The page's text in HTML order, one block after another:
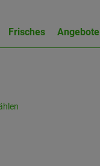
Frisches Angebote